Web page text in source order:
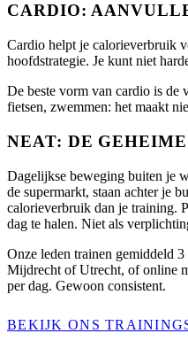
CARDIO:
Cardio helpt je calorieverbruik
hoofdstrategie. Je kunt niet
De beste vorm van cardio is de
fietsen, zwemmen: het maakt
NEAT: DE
Dagelijkse beweging buiten je
de supermarkt, staan achter je
calorieverbruik dan je training.
dag te halen. Niet als
Onze leden trainen gemiddeld
Mijdrecht of Utrecht, of online
per dag. Gewoon consistent.
BEKIJK ONS